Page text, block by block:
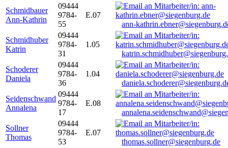
Schmidbauer
Ann-Kathrin
09444
9784-
55
E.07
ann-
Schmidhuber
Katrin
09444
9784-
31
1.05
Schoderer
Daniela
09444
9784-
36
1.04
Seidenschwand
Annalena
09444
9784-
17
E.08
Sollner
Thomas
09444
9784-
53
E.07
thomas.sollner@siegenburg.de